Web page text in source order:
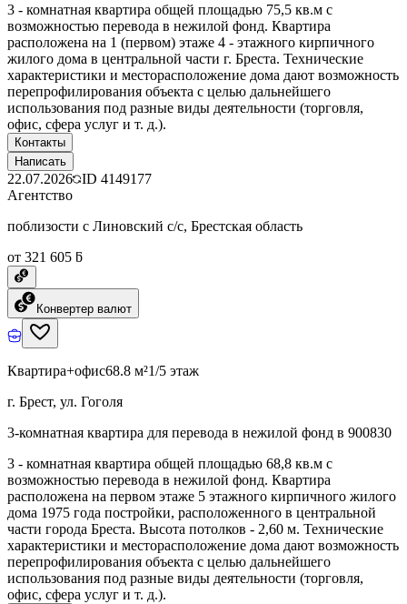
3 - комнатная квартира общей площадью 75,5 кв.м с
возможностью перевода в нежилой фонд. Квартира
расположена на 1 (первом) этаже 4 - этажного кирпичного
жилого дома в центральной части г. Бреста. Технические
характеристики и месторасположение дома дают возможность
перепрофилирования объекта с целью дальнейшего
использования под разные виды деятельности (торговля,
офис, сфера услуг и т. д.).
Контакты
Написать
22.07.2026 ID 4149177
Агентство
поблизости с Линовский с/с, Брестская область
от 321 605 ƃ
Конвертер валют
Квартира+офис68.8 м²1/5 этаж
г. Брест, ул. Гоголя
3-комнатная квартира для перевода в нежилой фонд в 900830
3 - комнатная квартира общей площадью 68,8 кв.м с
возможностью перевода в нежилой фонд. Квартира
расположена на первом этаже 5 этажного кирпичного жилого
дома 1975 года постройки, расположенного в центральной
части города Бреста. Высота потолков - 2,60 м. Технические
характеристики и месторасположение дома дают возможность
перепрофилирования объекта с целью дальнейшего
использования под разные виды деятельности (торговля,
офис, сфера услуг и т. д.).